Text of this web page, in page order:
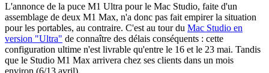
L'annonce de la puce M1 Ultra pour le Mac Studio, faite d'un
assemblage de deux M1 Max, n'a donc pas fait empirer la situation
pour les portables, au contraire. C'est au tour du Mac Studio en
version "Ultra" de connaître des délais conséquents : cette
configuration ultime n'est livrable qu'entre le 16 et le 23 mai. Tandis
que le Studio M1 Max arrivera chez ses clients dans un mois
environ (6/13 avril).